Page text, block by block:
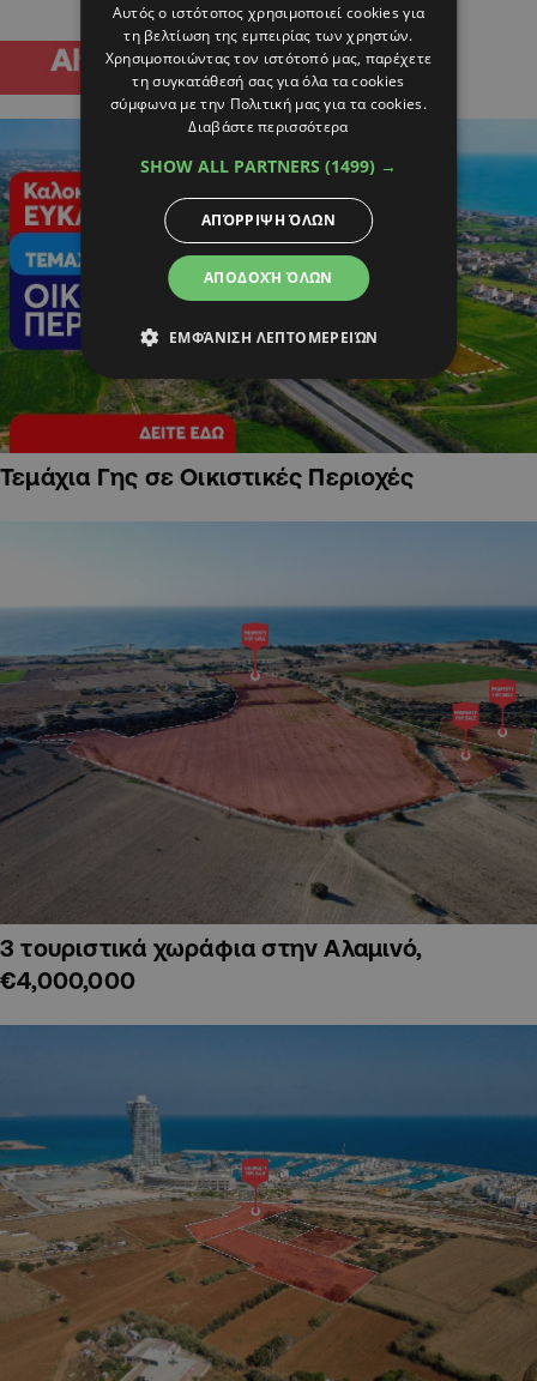
Τεμάχια Γης σε Οικιστικές Περιοχές
3 τουριστικά χωράφια στην Αλαμινό,
€4,000,000
Αυτός ο ιστότοπος χρησιμοποιεί cookies για
τη βελτίωση της εμπειρίας των χρηστών.
Χρησιμοποιώντας τον ιστότοπό μας, παρέχετε
τη συγκατάθεσή σας για όλα τα cookies
σύμφωνα με την Πολιτική μας για τα cookies.
Διαβάστε περισσότερα
SHOW ALL PARTNERS (1499) →
ΑΠΟΔΟΧΉ ΌΛΩΝ
ΑΠΌΡΡΙΨΗ ΌΛΩΝ
ΕΜΦΆΝΙΣΗ ΛΕΠΤΟΜΕΡΕΙΏΝ